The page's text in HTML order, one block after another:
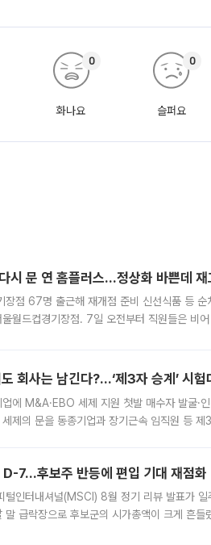
화나요
0
슬퍼요
0
시 문 연 홈플러스…정상화 바쁜데 재
장점 67명 출근해 재개점 준비 신선식품 등
월드컵경기장점. 7일 오전부터 직원들은 비
회사는 남긴다?…‘제3자 승계’ 시
에 M&A·EBO 세제 지원 첫발 매수자 발굴·
제의 문을 동종기업과 장기근속 임직원 등
7…후보주 반등에 편입 기대 재점화
털인터내셔널(MSCI) 8월 정기 리뷰 발표가
말 급락장으로 후보군의 시가총액이 크게 흔